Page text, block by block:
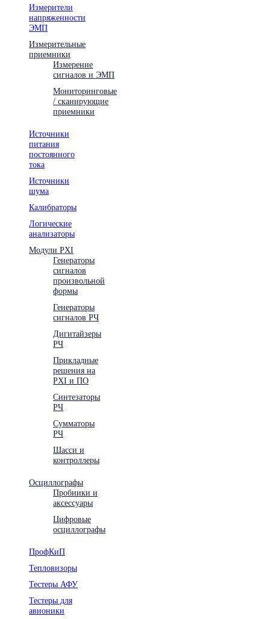
Измерители
напряженности
ЭМП
Измерительные
приемники
Измерение
сигналов и ЭМП
Мониторинговые
/ сканирующие
приемники
Источники
питания
постоянного
тока
Источники
шума
Калибраторы
Логические
анализаторы
Модули PXI
Генераторы
сигналов
произвольной
формы
Генераторы
сигналов РЧ
Дигитайзеры
РЧ
Прикладные
решения на
PXI и ПО
Синтезаторы
РЧ
Сумматоры
РЧ
Шасси и
контроллеры
Осциллографы
Пробники и
аксессуары
Цифровые
осциллографы
ПрофКиП
Тепловизоры
Тестеры АФУ
Тестеры для
авионики